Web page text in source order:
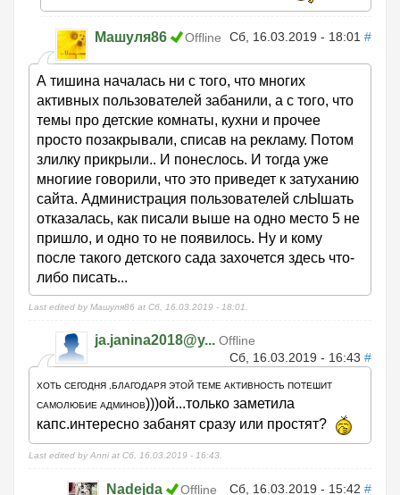
Машуля86 Offline Сб, 16.03.2019 - 18:01 #
А тишина началась ни с того, что многих
активных пользователей забанили, а с того, что
темы про детские комнаты, кухни и прочее
просто позакрывали, списав на рекламу. Потом
злилку прикрыли.. И понеслось. И тогда уже
многиие говорили, что это приведет к затуханию
сайта. Администрация пользователей слЫшать
отказалась, как писали выше на одно место 5 не
пришло, и одно то не появилось. Ну и кому
после такого детского сада захочется здесь что-
либо писать...
Last edited by Машуля86 at Сб, 16.03.2019 - 18:01.
ja.janina2018@y... Offline
Сб, 16.03.2019 - 16:43 #
ХОТЬ СЕГОДНЯ ,БЛАГОДАРЯ ЭТОЙ ТЕМЕ АКТИВНОСТЬ ПОТЕШИТ
САМОЛЮБИЕ АДМИНОВ)))ой...только заметила
капс.интересно забанят сразу или простят?
Last edited by Anni at Сб, 16.03.2019 - 16:43.
Nadejda Offline Сб, 16.03.2019 - 15:42 #